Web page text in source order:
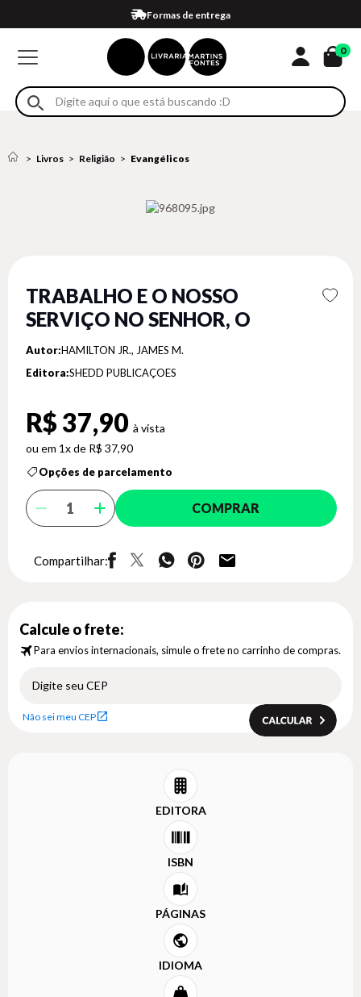
Formas de entrega
Compra 100% segura
Em até 4x sem juros no cartão*
Retire na loja
Eventos
0
Livros Religião Evangélicos
TRABALHO E O NOSSO
SERVIÇO NO SENHOR, O
Autor:HAMILTON JR., JAMES M.
Editora:SHEDD PUBLICAÇOES
R$ 37,90
1x de R$ 37,90
Opções de parcelamento
COMPRAR
Compartilhar:
Calcule o frete:
Para envios internacionais, simule o frete no carrinho de compras.
Não sei meu CEP
EDITORA
ISBN
PÁGINAS
IDIOMA